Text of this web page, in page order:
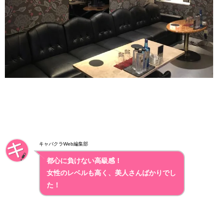
キャバクラWeb編集部
都心に負けない高級感！
女性のレベルも高く、美人さんばかりでし
た！